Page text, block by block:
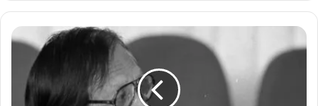
b
s
e